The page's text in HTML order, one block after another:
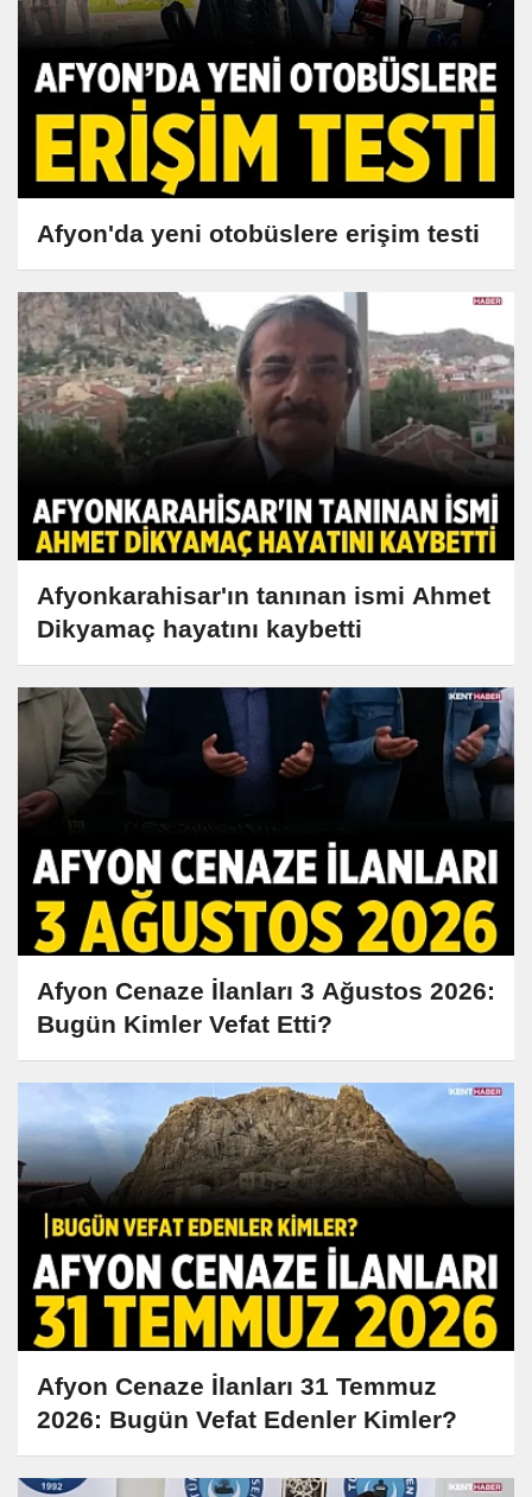
Afyon'da yeni otobüslere erişim testi
Afyonkarahisar'ın tanınan ismi Ahmet
Dikyamaç hayatını kaybetti
Afyon Cenaze İlanları 3 Ağustos 2026:
Bugün Kimler Vefat Etti?
Afyon Cenaze İlanları 31 Temmuz
2026: Bugün Vefat Edenler Kimler?